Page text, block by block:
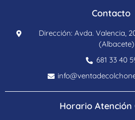
Contacto
Dirección: Avda. Valencia,
(Albacete)
681 33 40
Horario Atención